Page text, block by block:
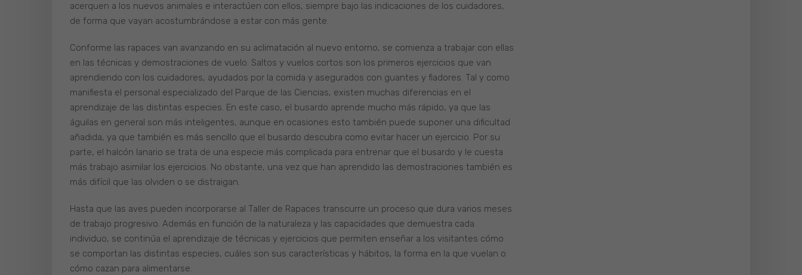
acerquen a los nuevos animales e interactúen con ellos, siempre bajo las indicaciones de los cuidadores,
de forma que vayan acostumbrándose a estar con más gente.
Conforme las rapaces van avanzando en su aclimatación al nuevo entorno, se comienza a trabajar con ellas
en las técnicas y demostraciones de vuelo. Saltos y vuelos cortos son los primeros ejercicios que van
aprendiendo con los cuidadores, ayudados por la comida y asegurados con guantes y fiadores. Tal y como
manifiesta el personal especializado del Parque de las Ciencias, existen muchas diferencias en el
aprendizaje de las distintas especies. En este caso, el busardo aprende mucho más rápido, ya que las
águilas en general son más inteligentes, aunque en ocasiones esto también puede suponer una dificultad
añadida, ya que también es más sencillo que el busardo descubra como evitar hacer un ejercicio. Por su
parte, el halcón lanario se trata de una especie más complicada para entrenar que el busardo y le cuesta
más trabajo asimilar los ejercicios. No obstante, una vez que han aprendido las demostraciones también es
más difícil que las olviden o se distraigan.
Hasta que las aves pueden incorporarse al Taller de Rapaces transcurre un proceso que dura varios meses
de trabajo progresivo. Además en función de la naturaleza y las capacidades que demuestra cada
individuo, se continúa el aprendizaje de técnicas y ejercicios que permiten enseñar a los visitantes cómo
se comportan las distintas especies, cuáles son sus características y hábitos, la forma en la que vuelan o
cómo cazan para alimentarse.